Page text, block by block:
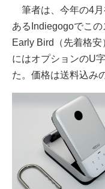
筆者は、今年の4月
あるIndiegogoでこ
Early Bird（先着格
にはオプションのU
た。価格は送料込み